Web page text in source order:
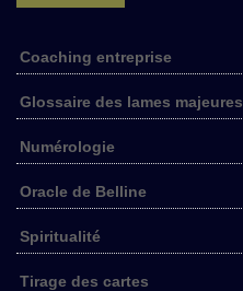
Coaching entreprise
Glossaire des lames majeures
Numérologie
Oracle de Belline
Spiritualité
Tirage des cartes